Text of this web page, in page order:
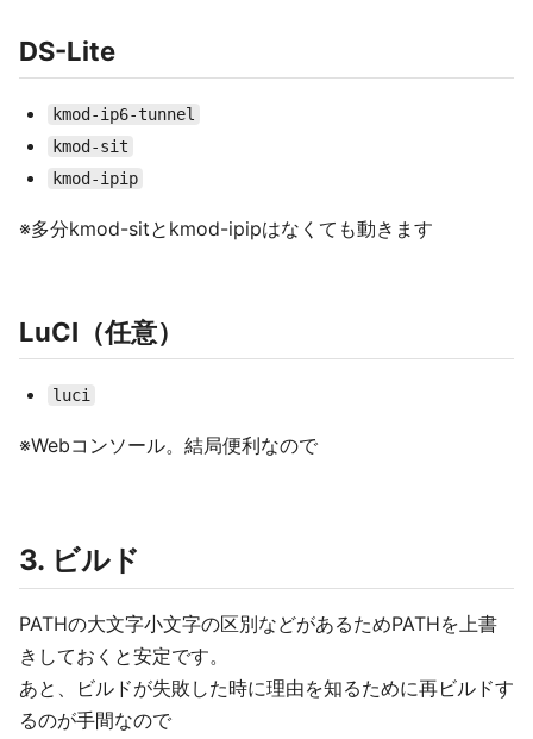
DS-Lite
kmod-ip6-tunnel
kmod-sit
kmod-ipip
※多分kmod-sitとkmod-ipipはなくても動きます
LuCI（任意）
luci
※Webコンソール。結局便利なので
3. ビルド
PATHの大文字小文字の区別などがあるためPATHを上書
きしておくと安定です。
あと、ビルドが失敗した時に理由を知るために再ビルドす
るのが手間なので